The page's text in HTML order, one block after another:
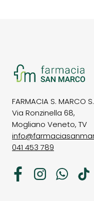
FARMACIA S. MARCO
Via Ronzinella 68,
Mogliano Veneto, TV
041 453 789
FacebookInstagram